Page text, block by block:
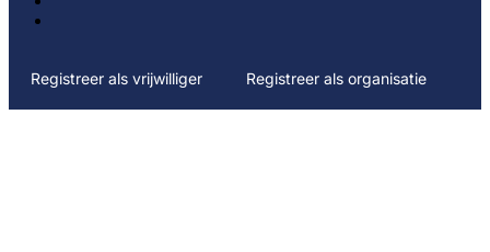
Registreer als vrijwilliger Registreer als organisatie